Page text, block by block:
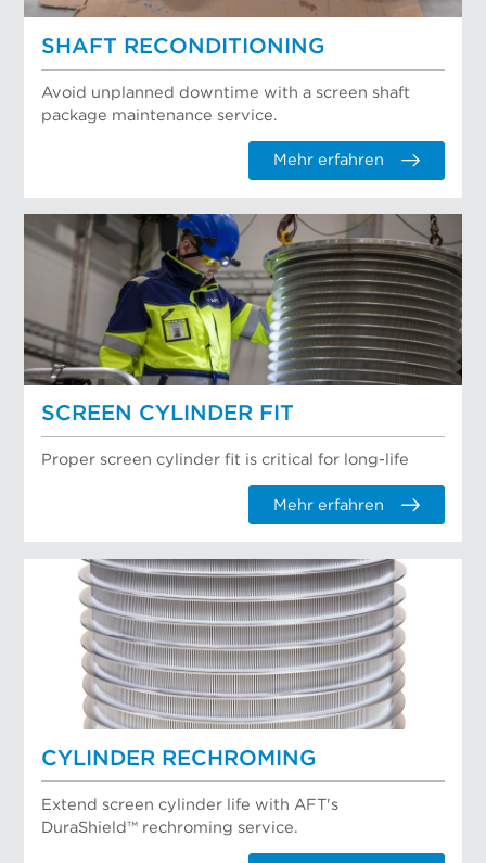
SHAFT RECONDITIONING
Avoid unplanned downtime with a screen shaft
package maintenance service.
Mehr erfahren
SCREEN CYLINDER FIT
Proper screen cylinder fit is critical for long-life
Mehr erfahren
CYLINDER RECHROMING
Extend screen cylinder life with AFT's
DuraShield™ rechroming service.